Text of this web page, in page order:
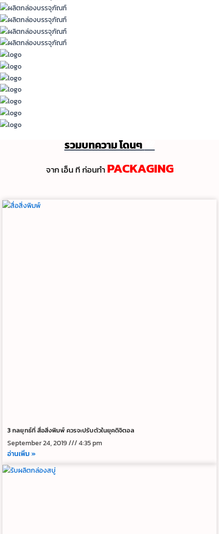
รวมบทความ โดนๆ
จาก เอ็น ที ก่อนทํา PACKAGING
3 กลยุทธ์ที่ สื่อสิ่งพิมพ์ ควรจะปรับตัวในยุคดิจิตอล
September 24, 2019
4:35 pm
อ่านเพิ่ม »